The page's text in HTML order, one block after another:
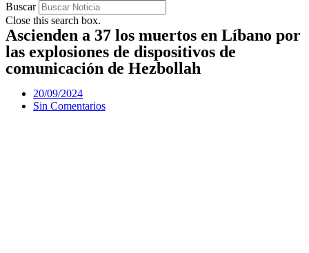
Buscar
Close this search box.
Ascienden a 37 los muertos en Líbano por
las explosiones de dispositivos de
comunicación de Hezbollah
20/09/2024
Sin Comentarios